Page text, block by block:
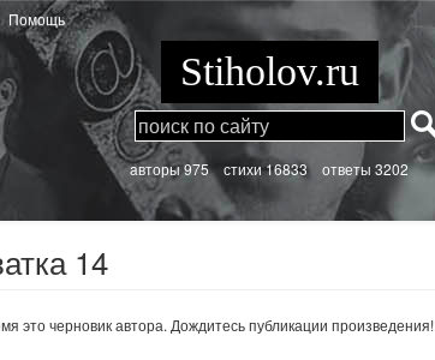
Помощь
Stiholov.ru
aвторы 975 стихи16833 ответы 3202
14
это черновик автора. Дождитесь публикации произведения!